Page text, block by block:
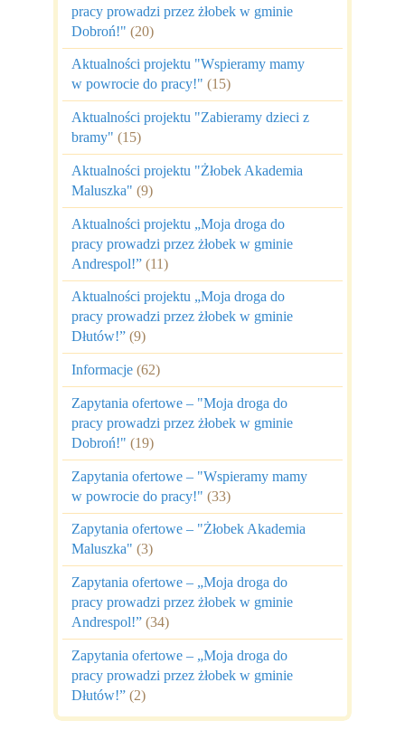
pracy prowadzi przez żłobek w gminie
Dobroń!" (20)
Aktualności projektu "Wspieramy mamy
w powrocie do pracy!" (15)
Aktualności projektu "Zabieramy dzieci z
bramy" (15)
Aktualności projektu "Żłobek Akademia
Maluszka" (9)
Aktualności projektu „Moja droga do
pracy prowadzi przez żłobek w gminie
Andrespol!” (11)
Aktualności projektu „Moja droga do
pracy prowadzi przez żłobek w gminie
Dłutów!” (9)
Informacje (62)
Zapytania ofertowe – "Moja droga do
pracy prowadzi przez żłobek w gminie
Dobroń!" (19)
Zapytania ofertowe – "Wspieramy mamy
w powrocie do pracy!" (33)
Zapytania ofertowe – "Żłobek Akademia
Maluszka" (3)
Zapytania ofertowe – „Moja droga do
pracy prowadzi przez żłobek w gminie
Andrespol!” (34)
Zapytania ofertowe – „Moja droga do
pracy prowadzi przez żłobek w gminie
Dłutów!” (2)